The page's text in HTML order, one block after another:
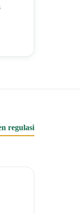
regulasi